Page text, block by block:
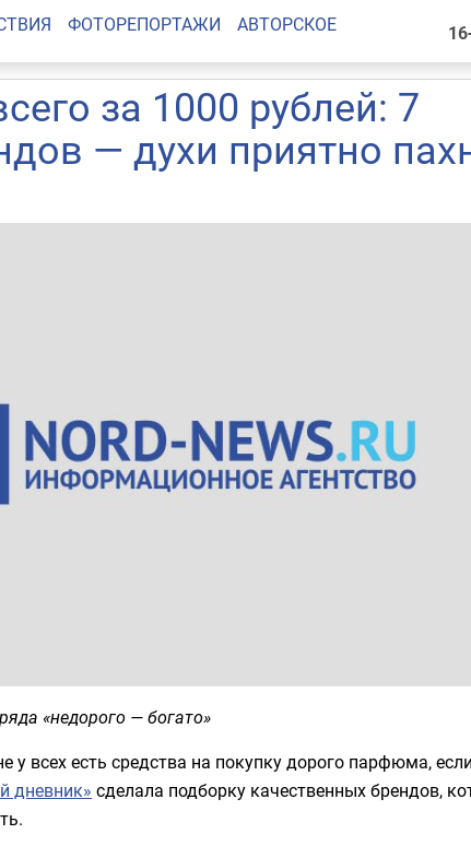
ФОТОРЕПОРТАЖИ АВТОРСКОЕ
за 1000 рублей: 7
— духи приятно
«недорого — богато»
всех есть средства на покупку дорого парфюма,
дневник» сделала подборку качественных брендов,